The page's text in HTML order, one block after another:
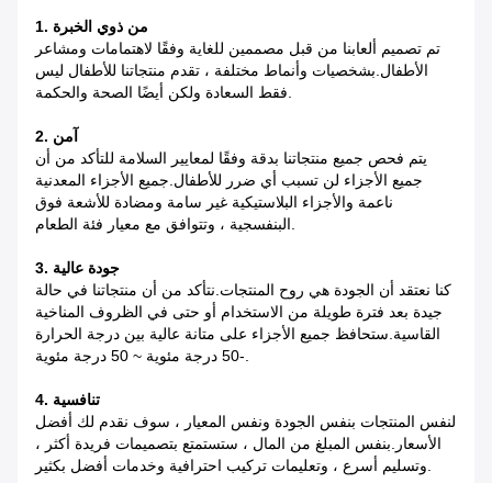
1. من ذوي الخبرة
تم تصميم ألعابنا من قبل مصممين للغاية وفقًا لاهتمامات ومشاعر
الأطفال.بشخصيات وأنماط مختلفة ، تقدم منتجاتنا للأطفال ليس
فقط السعادة ولكن أيضًا الصحة والحكمة.
2. آمن
يتم فحص جميع منتجاتنا بدقة وفقًا لمعايير السلامة للتأكد من أن
جميع الأجزاء لن تسبب أي ضرر للأطفال.جميع الأجزاء المعدنية
ناعمة والأجزاء البلاستيكية غير سامة ومضادة للأشعة فوق
البنفسجية ، وتتوافق مع معيار فئة الطعام.
3. جودة عالية
كنا نعتقد أن الجودة هي روح المنتجات.نتأكد من أن منتجاتنا في حالة
جيدة بعد فترة طويلة من الاستخدام أو حتى في الظروف المناخية
القاسية.ستحافظ جميع الأجزاء على متانة عالية بين درجة الحرارة
-50 درجة مئوية ~ 50 درجة مئوية.
4. تنافسية
لنفس المنتجات بنفس الجودة ونفس المعيار ، سوف نقدم لك أفضل
الأسعار.بنفس المبلغ من المال ، ستستمتع بتصميمات فريدة أكثر ،
وتسليم أسرع ، وتعليمات تركيب احترافية وخدمات أفضل بكثير.